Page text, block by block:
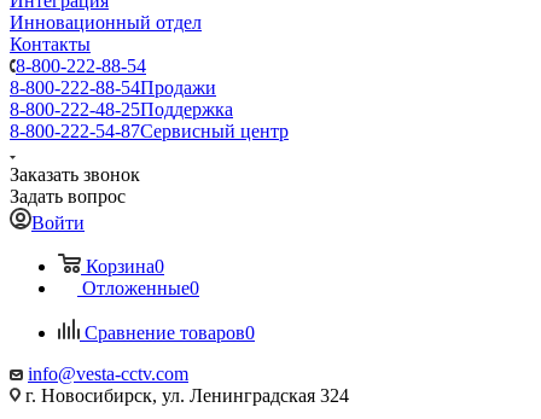
Инновационный отдел
Контакты
8-800-222-88-54
8-800-222-88-54Продажи
8-800-222-48-25Поддержка
8-800-222-54-87Сервисный центр
Заказать звонок
Задать вопрос
Войти
Корзина0
Отложенные0
Сравнение товаров0
info@vesta-cctv.com
г. Новосибирск, ул. Ленинградская 324